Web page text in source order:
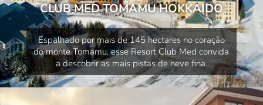
CLUB MED TOMAMU HOKKAIDO
Espalhado por mais de 145 hectares no coração
do monte Tomamu, esse Resort Club Med convida
a descobrir as mais pistas de neve fina.